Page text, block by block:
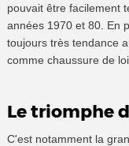
pouvait être facilement
années 1970 et 80. En
toujours très tendance
comme chaussure de
Le triomphe
C'est notamment la